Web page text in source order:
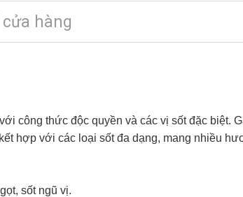
hàng
công thức độc quyền và các vị sốt đặc biệt.
hợp với các loại sốt đa dạng, mang nhiều
sốt ngũ vị.